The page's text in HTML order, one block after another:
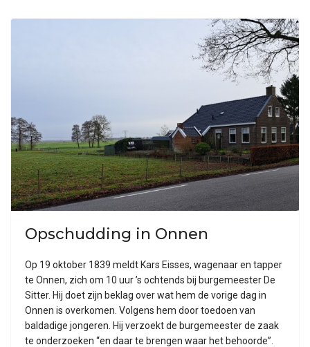
Opschudding in Onnen
Op 19 oktober 1839 meldt Kars Eisses, wagenaar en tapper
te Onnen, zich om 10 uur ’s ochtends bij burgemeester De
Sitter. Hij doet zijn beklag over wat hem de vorige dag in
Onnen is overkomen. Volgens hem door toedoen van
baldadige jongeren. Hij verzoekt de burgemeester de zaak
te onderzoeken “en daar te brengen waar het behoorde”.